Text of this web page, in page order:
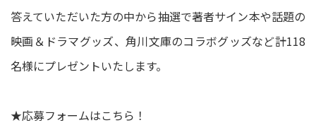
答えていただいた方の中から抽選で著者サイン本や話題の
映画＆ドラマグッズ、角川文庫のコラボグッズなど計118
名様にプレゼントいたします。
★応募フォームはこちら！